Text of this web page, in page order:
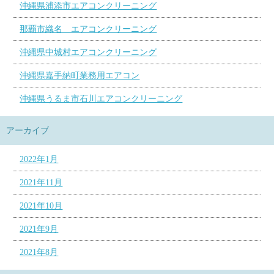
沖縄県浦添市エアコンクリーニング
那覇市織名 エアコンクリーニング
沖縄県中城村エアコンクリーニング
沖縄県嘉手納町業務用エアコン
沖縄県うるま市石川エアコンクリーニング
アーカイブ
2022年1月
2021年11月
2021年10月
2021年9月
2021年8月